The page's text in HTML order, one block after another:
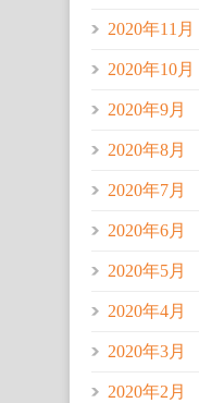
2020年11月
2020年10月
2020年9月
2020年8月
2020年7月
2020年6月
2020年5月
2020年4月
2020年3月
2020年2月